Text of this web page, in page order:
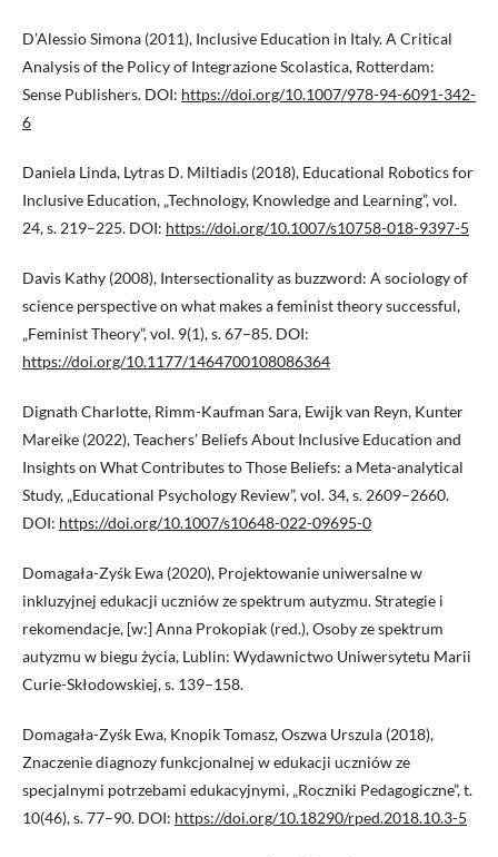
D’Alessio Simona (2011), Inclusive Education in Italy. A Critical
Analysis of the Policy of Integrazione Scolastica, Rotterdam:
Sense Publishers. DOI: https://doi.org/10.1007/978-94-6091-342-
6
Daniela Linda, Lytras D. Miltiadis (2018), Educational Robotics for
Inclusive Education, „Technology, Knowledge and Learning”, vol.
24, s. 219–225. DOI: https://doi.org/10.1007/s10758-018-9397-5
Davis Kathy (2008), Intersectionality as buzzword: A sociology of
science perspective on what makes a feminist theory successful,
„Feminist Theory”, vol. 9(1), s. 67–85. DOI:
https://doi.org/10.1177/1464700108086364
Dignath Charlotte, Rimm-Kaufman Sara, Ewijk van Reyn, Kunter
Mareike (2022), Teachers’ Beliefs About Inclusive Education and
Insights on What Contributes to Those Beliefs: a Meta-analytical
Study, „Educational Psychology Review”, vol. 34, s. 2609–2660.
DOI: https://doi.org/10.1007/s10648-022-09695-0
Domagała-Zyśk Ewa (2020), Projektowanie uniwersalne w
inkluzyjnej edukacji uczniów ze spektrum autyzmu. Strategie i
rekomendacje, [w:] Anna Prokopiak (red.), Osoby ze spektrum
autyzmu w biegu życia, Lublin: Wydawnictwo Uniwersytetu Marii
Curie-Skłodowskiej, s. 139–158.
Domagała-Zyśk Ewa, Knopik Tomasz, Oszwa Urszula (2018),
Znaczenie diagnozy funkcjonalnej w edukacji uczniów ze
specjalnymi potrzebami edukacyjnymi, „Roczniki Pedagogiczne”, t.
10(46), s. 77–90. DOI: https://doi.org/10.18290/rped.2018.10.3-5